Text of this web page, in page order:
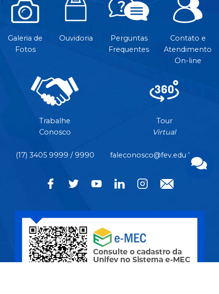
Galeria de
Fotos
Ouvidoria
Perguntas
Frequentes
Contato e
Atendimento
On-line
Trabalhe
Conosco
Tour
Virtual
(17) 3405 9999 / 9990 faleconosco@fev.edu.br